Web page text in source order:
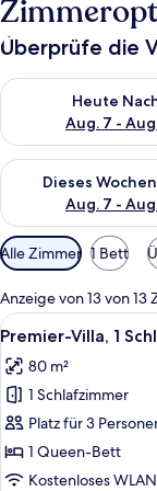
Überprüfe die
Heute
Aug. 7 -
Überprüfe die
Dieses
Aug. 7 -
Überprüfe die
Verfügbare
Filter
für
Zimmer
Alle Zimmer 1 Bett
Anzeige von 13 von 13
Alle
Fotos
für
Premier-
Villa,
1
Schlafzimmer,
15
Premier-Villa, 1
80 m²
1 Schlafzimmer
Platz für 3
1 Queen-Bett
Kostenloses WLAN